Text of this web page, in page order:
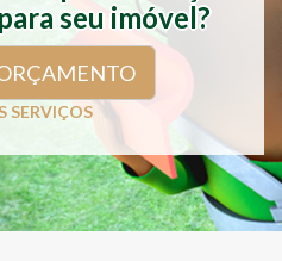
para seu imóvel?
SERVIÇOS